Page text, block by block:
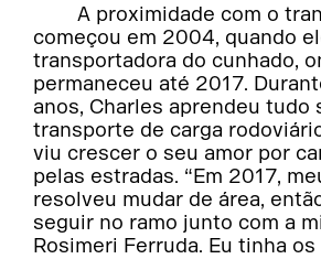
A proximidade com o
começou em 2004, quando
transportadora do cunhado,
permaneceu até 2017.
anos, Charles aprendeu tudo
transporte de carga
viu crescer o seu amor por
pelas estradas. “Em 2017,
resolveu mudar de área,
seguir no ramo junto com a
Rosimeri Ferruda. Eu tinha